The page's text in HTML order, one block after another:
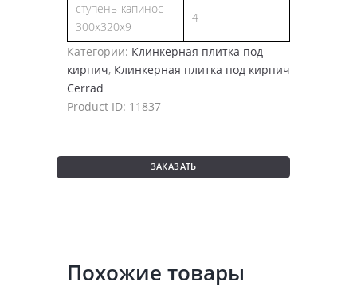
ступень-капинос
300х320х9
4
Категории: Клинкерная плитка под
кирпич, Клинкерная плитка под кирпич
Cerrad
Product ID: 11837
ЗАКАЗАТЬ
Похожие товары